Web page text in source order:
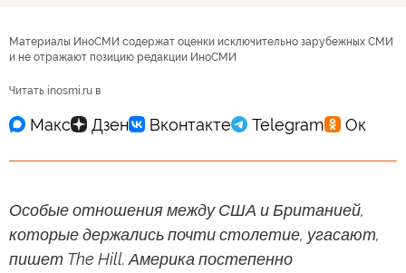
Материалы ИноСМИ содержат оценки исключительно зарубежных СМИ
и не отражают позицию редакции ИноСМИ
Читать inosmi.ru в
Особые отношения между США и Британией,
которые держались почти столетие, угасают,
пишет The Hill. Америка постепенно